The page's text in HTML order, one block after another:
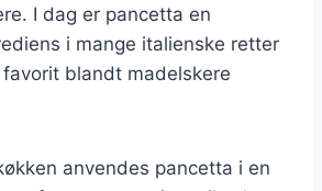
I dag er pancetta en
i mange italienske retter
blandt madelskere
anvendes pancetta i en